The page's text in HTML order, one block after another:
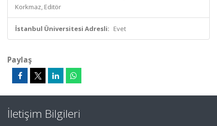
Korkmaz, Editör
İstanbul Üniversitesi Adresli: Evet
Paylaş
İletişim Bilgileri